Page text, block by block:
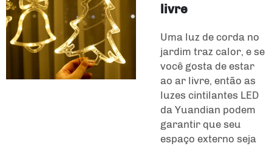
livre
Uma luz de corda no
jardim traz calor, e se
você gosta de estar
ao ar livre, então as
luzes cintilantes LED
da Yuandian podem
garantir que seu
espaço externo seja